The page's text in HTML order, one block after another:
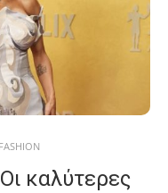
FASHION
καλύτερες